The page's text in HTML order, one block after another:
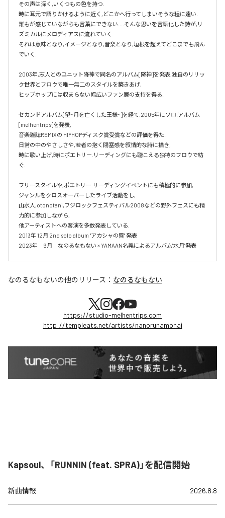
その声は深く,いくつもの色を持つ.
時に耳元で語りかけるように近く,どこかへ行ってしまいそうな程に遠い.
誰もが感じていながらも言葉にできない....そんな思いを言語化した詩が,リ
ズミカルにメロディアスに流れていく.
それは意味となり,イメージとなり,音楽となり,垣根を超えてどこまでも飛ん
でいく.
2003年,志人とのユニット降神で同名のアルバム[降神]を発表,独自のリリッ
ク世界とフロウで唯一無二のスタイルを築きあげ,
ヒップホップには収まらない幅広いファン層の支持を得る.
セカンドアルバム[望~月を亡くした王様~]を経て,2005年にソロ.アルバム
[melhentrips]を発表,
音楽雑誌REMIXの HIPHOPディスク賞受賞などの評価を得た.
日常の中のやさしさや,若者の抱く閉塞感を叙情的な詩に描き,
時に歌い上げ,時にポエトリー.リーディングにも聴こえる独特のフロウで紡
ぐ.
フリースタイルや,ポエトリー.リーディングイベントにも積極的に参加,
ジャンルをクロスオーバーしたライブ活動をし,
山水人,otonotani,フジロックフェスティバル2008などの野外フェスにも精
力的に参加しながら,
他アーティストへの客演を多数発表している.
2013年 12月 2nd solo album "アカシャの唇" 発表
2023年　9月　なのるなもない × YAMAAN名義によるアルバム"水月"発表
なのるなもないの他のリリース： なのるなもない
https://studio-melhentrips.com
http://templeats.net/artists/nanorunamonai
Kapsoul、「RUNNIN (feat. SPRA)」を配信開始
新曲情報 2026.8.8